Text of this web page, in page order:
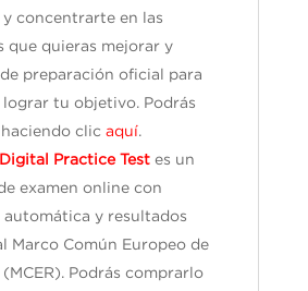
y concentrarte en las
que quieras mejorar y
preparación oficial para
tu objetivo. Podrás
clic aquí.
Practice Test es un
examen online con
y resultados
Marco Común Europeo de
Podrás comprarlo